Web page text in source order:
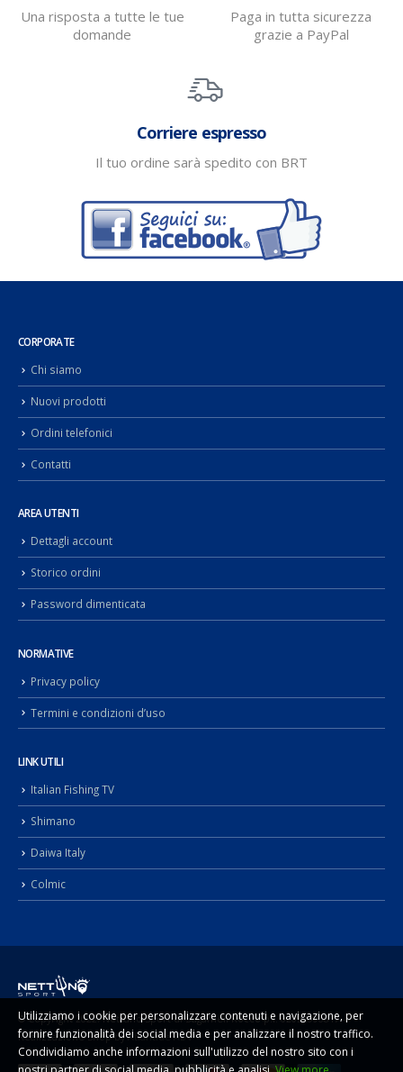
Una risposta a tutte le tue
domande
Paga in tutta sicurezza
grazie a PayPal
Corriere espresso
Il tuo ordine sarà spedito con BRT
CORPORATE
Chi siamo
Nuovi prodotti
Ordini telefonici
Contatti
AREA UTENTI
Dettagli account
Storico ordini
Password dimenticata
NORMATIVE
Privacy policy
Termini e condizioni d’uso
LINK UTILI
Italian Fishing TV
Shimano
Daiwa Italy
Colmic
© Copyright 2022. Nettuno Sport di Sugameli Rocco p.i. 02092990817 -
Realizzazione Shop byAtlantide ADV
Utilizziamo i cookie per personalizzare contenuti e navigazione, per
fornire funzionalità dei social media e per analizzare il nostro traffico.
Condividiamo anche informazioni sull'utilizzo del nostro sito con i